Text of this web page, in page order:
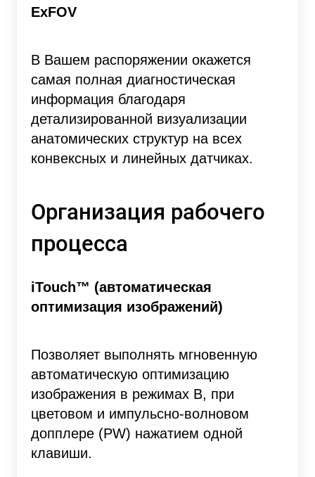
ExFOV
В Вашем распоряжении окажется
самая полная диагностическая
информация благодаря
детализированной визуализации
анатомических структур на всех
конвексных и линейных датчиках.
Организация рабочего
процесса
iTouch™ (автоматическая
оптимизация изображений)
Позволяет выполнять мгновенную
автоматическую оптимизацию
изображения в режимах В, при
цветовом и импульсно-волновом
допплере (PW) нажатием одной
клавиши.